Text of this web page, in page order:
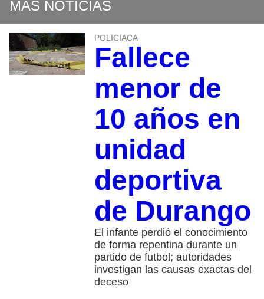
MÁS NOTICIAS
POLICIACA
Fallece
menor de
10 años en
unidad
deportiva
de Durango
El infante perdió el conocimiento
de forma repentina durante un
partido de futbol; autoridades
investigan las causas exactas del
deceso